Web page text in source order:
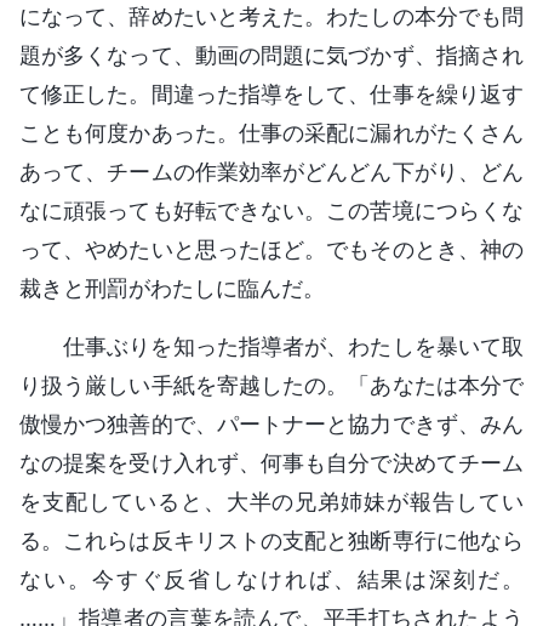
になって、辞めたいと考えた。わたしの本分でも問
題が多くなって、動画の問題に気づかず、指摘され
て修正した。間違った指導をして、仕事を繰り返す
ことも何度かあった。仕事の采配に漏れがたくさん
あって、チームの作業効率がどんどん下がり、どん
なに頑張っても好転できない。この苦境につらくな
って、やめたいと思ったほど。でもそのとき、神の
裁きと刑罰がわたしに臨んだ。
仕事ぶりを知った指導者が、わたしを暴いて取
り扱う厳しい手紙を寄越したの。「あなたは本分で
傲慢かつ独善的で、パートナーと協力できず、みん
なの提案を受け入れず、何事も自分で決めてチーム
を支配していると、大半の兄弟姉妹が報告してい
る。これらは反キリストの支配と独断専行に他なら
ない。今すぐ反省しなければ、結果は深刻だ。
……」指導者の言葉を読んで、平手打ちされたよう